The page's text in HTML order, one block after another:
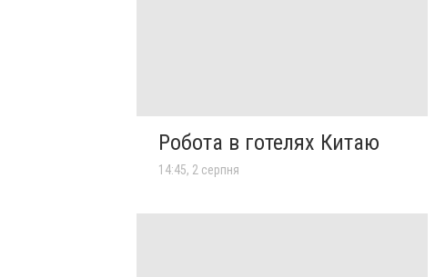
Робота в готелях Китаю
14:45, 2 серпня